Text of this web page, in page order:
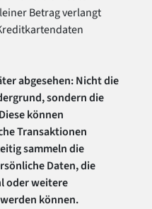
Betrag verlangt
abgesehen: Nicht die
sondern die
können
Transaktionen
sammeln die
Daten, die
oder weitere
können.